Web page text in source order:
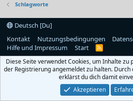
Schlagworte
Deutsch [Du]
Kontakt
Nutzungsbedingungen
Hilfe und Impressum
Start
R
S
Diese Seite verwendet Cookies, um Inhalte zu
der Registrierung angemeldet zu halten.
erklärst du dich damit
Akzeptieren